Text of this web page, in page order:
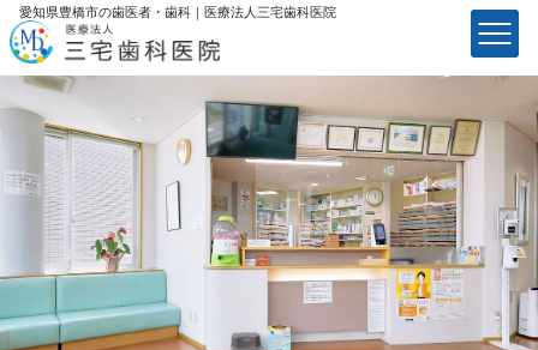
愛知県豊橋市の歯医者・歯科｜医療法⼈三宅⻭科医院